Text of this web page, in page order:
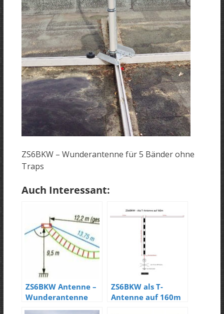
ZS6BKW – Wunderantenne für 5 Bänder ohne
Traps
Auch Interessant:
ZS6BKW Antenne –
Wunderantenne
für 6 – 10 Bänder
ZS6BKW als T-
Antenne auf 160m